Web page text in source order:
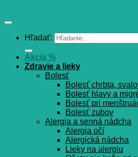
Hľadať:
Akcia %
Zdravie a lieky
Bolesť
Bolesť chrbta,
Bolesť hlavy a
Bolesť pri
Bolesť zubov
Alergia a senná nádcha
Alergia očí
Alergická nádcha
Lieky na alergiu